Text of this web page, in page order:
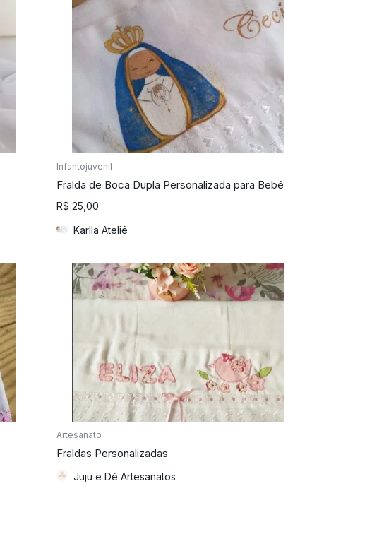
Infantojuvenil
Fralda de Boca Dupla Personalizada para Bebê
R$ 25,00
Karlla Ateliê
Artesanato
Fraldas Personalizadas
Juju e Dé Artesanatos